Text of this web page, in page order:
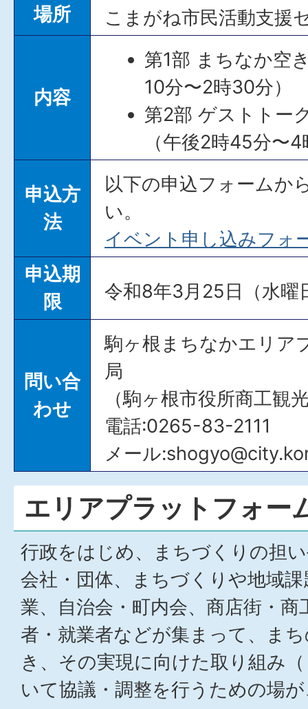
場所
こまがね市民活動支援
内容
第1部 まちなか空
10分〜2時30分）
第2部 ゲストトー
（午後2時45分〜4
申込方
法
以下の申込フォームか
い。
イベント申し込みフォ
申込期
限
令和8年3月25日（水曜
問い合
わせ
駒ヶ根まちなかエリア
局
（駒ヶ根市役所商工観
電話:0265-83-2111
メール
エリアプラットフォー
行政をはじめ、まちづくりの担
会社・団体、まちづくりや地域
業、自治会・町内会、商店街・商
者・就業者などが集まって、ま
き、その実現に向けた取り組み
いて協議・調整を行うための場